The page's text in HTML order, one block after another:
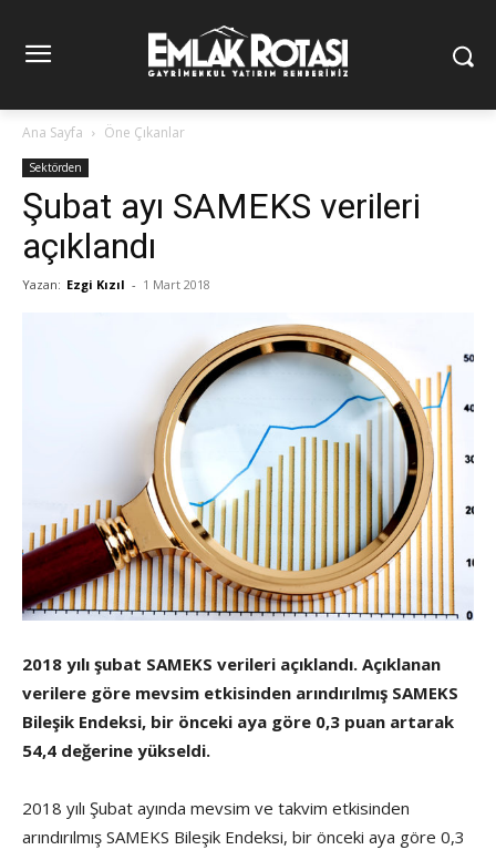
Ana Sayfa Öne Çıkanlar
Sektörden
Şubat ayı SAMEKS verileri
açıklandı
Yazan: Ezgi Kızıl - 1 Mart 2018
2018 yılı şubat SAMEKS verileri açıklandı. Açıklanan
verilere göre mevsim etkisinden arındırılmış SAMEKS
Bileşik Endeksi, bir önceki aya göre 0,3 puan artarak
54,4 değerine yükseldi.
2018 yılı Şubat ayında mevsim ve takvim etkisinden
arındırılmış SAMEKS Bileşik Endeksi, bir önceki aya göre 0,3